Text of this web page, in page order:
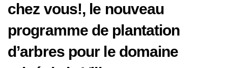
chez vous!, le nouveau
programme de plantation
d’arbres pour le domaine